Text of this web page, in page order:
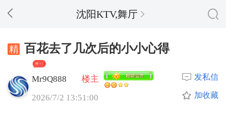
沈阳KTV,舞厅
百花去了几次后的小小心得
精 + 3
Mr9Q888
楼主
2026/7/2 13:51:00
发私信
加收藏